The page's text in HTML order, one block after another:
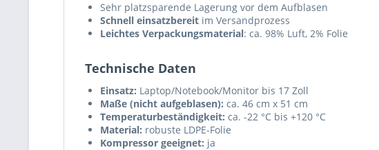
Sehr platzsparende Lagerung vor dem Aufblasen
Schnell einsatzbereit im Versandprozess
Leichtes Verpackungsmaterial: ca. 98% Luft, 2% Folie
Technische Daten
Einsatz: Laptop/Notebook/Monitor bis 17 Zoll
Maße (nicht aufgeblasen): ca. 46 cm x 51 cm
Temperaturbeständigkeit: ca. -22 °C bis +120 °C
Material: robuste LDPE-Folie
Kompressor geeignet: ja